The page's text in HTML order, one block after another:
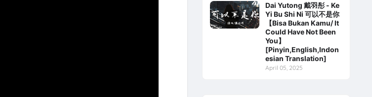
Dai Yutong 戴羽彤 - Ke
Yi Bu Shi Ni 可以不是你
【Bisa Bukan Kamu/ It
Could Have Not Been
You】
[Pinyin,English,Indon
esian Translation]
April 05, 2025